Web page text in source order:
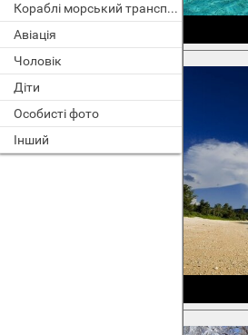
Кораблі морський транспорт
Авіація
Чоловік
Діти
Особисті фото
Інший